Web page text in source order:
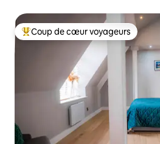
Coups de cœur voyageurs les plus
Coup de cœur voyageurs